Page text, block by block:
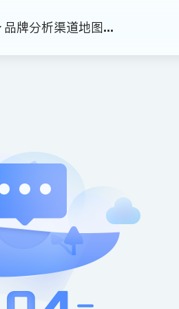
品牌分析渠道地图 ...